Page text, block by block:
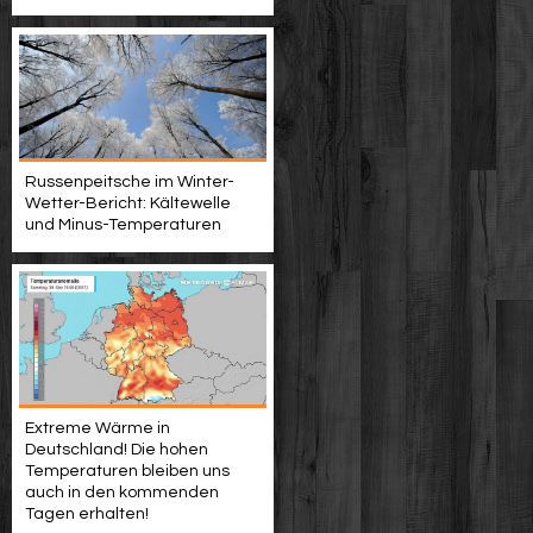
Russenpeitsche im Winter-
Wetter-Bericht: Kältewelle
und Minus-Temperaturen
Extreme Wärme in
Deutschland! Die hohen
Temperaturen bleiben uns
auch in den kommenden
Tagen erhalten!